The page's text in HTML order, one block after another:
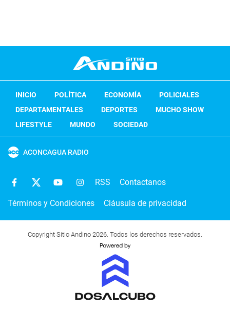
INICIO POLÍTICA ECONOMÍA
POLICIALES
DEPARTAMENTALES
DEPORTES
MUCHO SHOW
LIFESTYLE
MUNDO SOCIEDAD
ACONCAGUA RADIO
RSS Contactanos
Términos y Condiciones Cláusula de privacidad
Copyright Sitio Andino 2026. Todos los derechos reservados.